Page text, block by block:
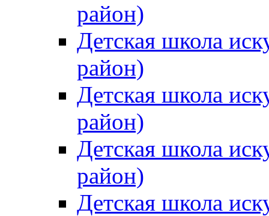
район)
Детская школа
район)
Детская школа
район)
Детская школа
район)
Детская школа